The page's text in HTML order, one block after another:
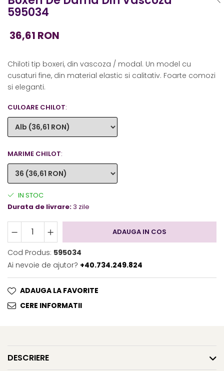
595034
36,61 RON
Chiloti tip boxeri, din vascoza / modal. Un model cu
cusaturi fine, din material elastic si calitativ. Foarte comozi
si eleganti.
CULOARE CHILOT:
MARIME CHILOT:
IN STOC
Durata de livrare:3 zile
ADAUGA IN COS
Cod Produs: 595034
Ai nevoie de ajutor? +40.734.249.824
ADAUGA LA FAVORITE
CERE INFORMATII
DESCRIERE